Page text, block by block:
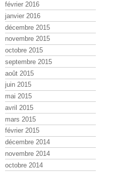
février 2016
janvier 2016
décembre 2015
novembre 2015
octobre 2015
septembre 2015
août 2015
juin 2015
mai 2015
avril 2015
mars 2015
février 2015
décembre 2014
novembre 2014
octobre 2014